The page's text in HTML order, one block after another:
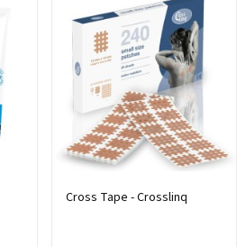
Cross Tape - Crosslinq